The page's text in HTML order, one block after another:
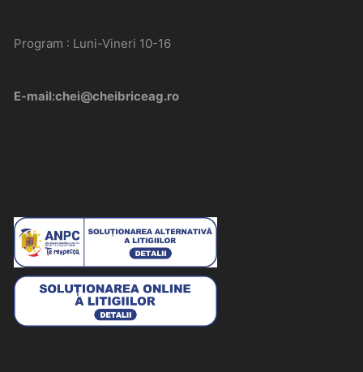
Program : Luni-Vineri 10-16
E-mail:chei@cheibriceag.ro